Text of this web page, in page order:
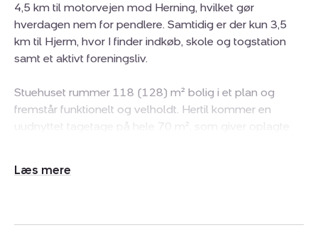
4,5 km til motorvejen mod Herning, hvilket gør
hverdagen nem for pendlere. Samtidig er der kun 3,5
km til Hjerm, hvor I finder indkøb, skole og togstation
samt et aktivt foreningsliv.
Stuehuset rummer 118 (128) m² bolig i et plan og
fremstår funktionelt og velholdt. Hertil kommer en
uudnyttet tagetage på hele 70 m², som giver oplagte
Boligen er opdateret med træ/alu-vinduer, som sikrer et
2017, hvilket giver en energivenlig og økonomisk drift.